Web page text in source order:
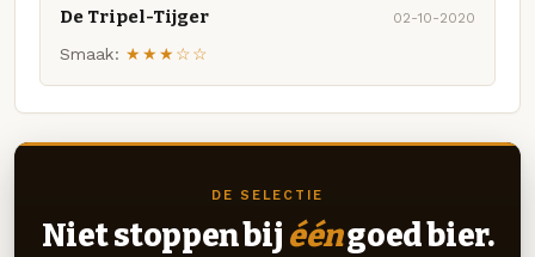
De Tripel-Tijger 02-10-2020
Smaak: ★★★☆☆
DE SELECTIE
Niet stoppen bij ééngoed bier.